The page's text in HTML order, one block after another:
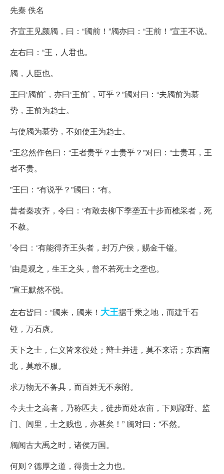
先秦 佚名
齐宣王见颜斶，曰：“斶前！”斶亦曰：“王前！”宣王不说。
左右曰：“王，人君也。
斶，人臣也。
王曰‘斶前’，亦曰‘王前’，可乎？”斶对曰：“夫斶前为慕
势，王前为趋士。
与使斶为慕势，不如使王为趋士。
”王忿然作色曰：“王者贵乎？士贵乎？”对曰：“士贵耳，王
者不贵。
”王曰：“有说乎？”斶曰：“有。
昔者秦攻齐，令曰：‘有敢去柳下季垄五十步而樵采者，死
不赦。
’令曰：‘有能得齐王头者，封万户侯，赐金千镒。
’由是观之，生王之头，曾不若死士之垄也。
”宣王默然不悦。
左右皆曰：“斶来，斶来！ 大王据千乘之地，而建千石
锺，万石虡。
天下之士，仁义皆来役处；辩士并进，莫不来语；东西南
北，莫敢不服。
求万物无不备具，而百姓无不亲附。
今夫士之高者，乃称匹夫，徒步而处农亩，下则鄙野、监
门、闾里，士之贱也，亦甚矣！” 斶对曰：“不然。
斶闻古大禹之时，诸侯万国。
何则？德厚之道，得贵士之力也。